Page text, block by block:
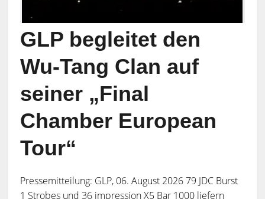
GLP begleitet den
Wu-Tang Clan auf
seiner „Final
Chamber European
Tour“
Pressemitteilung: GLP, 06. August 2026 79 JDC Burst
1 Strobes und 36 impression X5 Bar 1000 liefern